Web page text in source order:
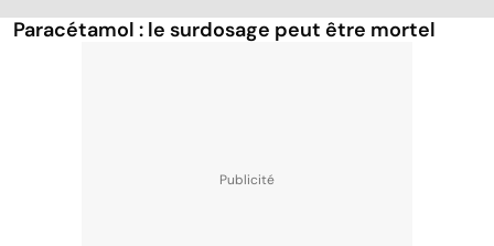
Paracétamol : le surdosage peut être mortel